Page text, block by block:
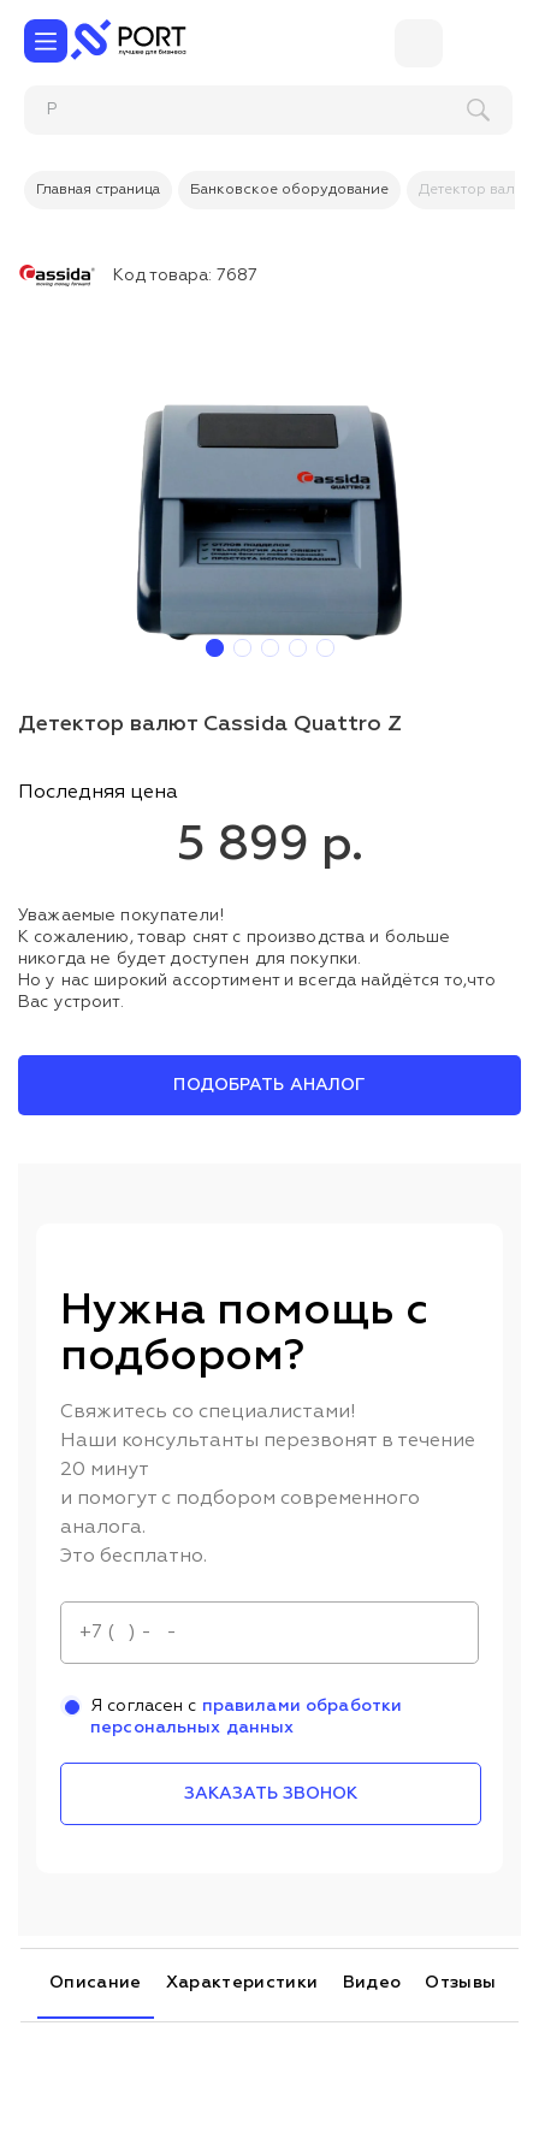
Ремо
Главная страница Банковское оборудование Детектор
Код товара: 7687
Детектор валют Cassida Quattro Z
Последняя цена
5 899 р.
Уважаемые покупатели!
К сожалению, товар снят с производства и больше
никогда не будет доступен для покупки.
Но у нас широкий ассортимент и всегда найдётся то,что
Вас устроит.
ПОДОБРАТЬ АНАЛОГ
Нужна помощь с
подбором?
Свяжитесь со специалистами!
Наши консультанты перезвонят в течение
20 минут
и помогут с подбором современного
аналога.
Это бесплатно.
Я согласен с правилами обработки
персональных данных
ЗАКАЗАТЬ ЗВОНОК
Описание Характеристики Видео Отзывы